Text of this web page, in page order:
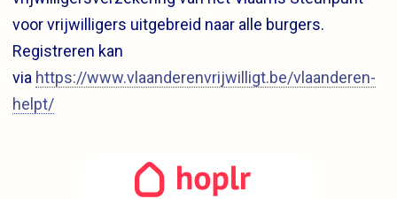
voor vrijwilligers uitgebreid naar alle burgers.
Registreren kan
via https://www.vlaanderenvrijwilligt.be/vlaanderen-
helpt/